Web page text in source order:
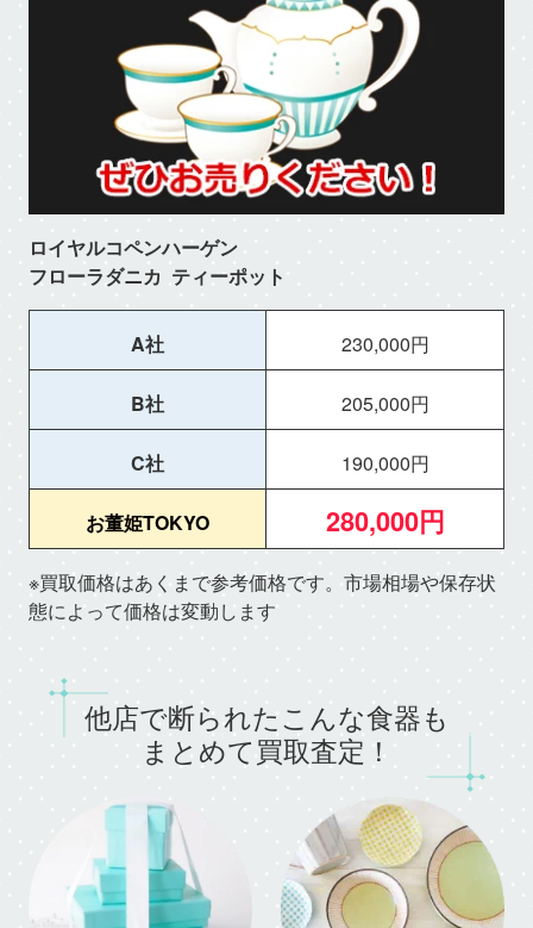
ロイヤルコペンハーゲン
フローラダニカ ティーポット
A社
B社
C社
お董姫TOKYO
230,000円
205,000円
190,000円
280,000円
※買取価格はあくまで参考価格です。市場相場や保存状
態によって価格は変動します
他店で断られたこんな食器も
まとめて買取査定！